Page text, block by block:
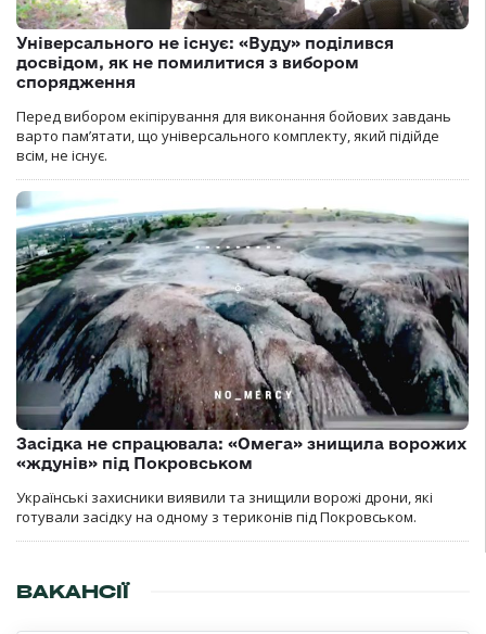
Універсального не існує: «Вуду» поділився
досвідом, як не помилитися з вибором
спорядження
Перед вибором екіпірування для виконання бойових завдань
варто пам’ятати, що універсального комплекту, який підійде
всім, не існує.
Засідка не спрацювала: «Омега» знищила ворожих
«ждунів» під Покровськом
Українські захисники виявили та знищили ворожі дрони, які
готували засідку на одному з териконів під Покровськом.
ВАКАНСІЇ